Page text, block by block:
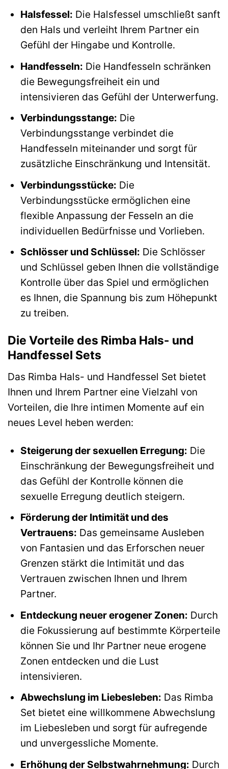
Halsfessel: Die Halsfessel umschließt sanft
den Hals und verleiht Ihrem Partner ein
Gefühl der Hingabe und Kontrolle.
Handfesseln: Die Handfesseln schränken
die Bewegungsfreiheit ein und
intensivieren das Gefühl der Unterwerfung.
Verbindungsstange: Die
Verbindungsstange verbindet die
Handfesseln miteinander und sorgt für
zusätzliche Einschränkung und Intensität.
Verbindungsstücke: Die
Verbindungsstücke ermöglichen eine
flexible Anpassung der Fesseln an die
individuellen Bedürfnisse und Vorlieben.
Schlösser und Schlüssel: Die Schlösser
und Schlüssel geben Ihnen die vollständige
Kontrolle über das Spiel und ermöglichen
es Ihnen, die Spannung bis zum Höhepunkt
zu treiben.
Die Vorteile des Rimba Hals- und
Handfessel Sets
Das Rimba Hals- und Handfessel Set bietet
Ihnen und Ihrem Partner eine Vielzahl von
Vorteilen, die Ihre intimen Momente auf ein
neues Level heben werden:
Steigerung der sexuellen Erregung: Die
Einschränkung der Bewegungsfreiheit und
das Gefühl der Kontrolle können die
sexuelle Erregung deutlich steigern.
Förderung der Intimität und des
Vertrauens: Das gemeinsame Ausleben
von Fantasien und das Erforschen neuer
Grenzen stärkt die Intimität und das
Vertrauen zwischen Ihnen und Ihrem
Partner.
Entdeckung neuer erogener Zonen: Durch
die Fokussierung auf bestimmte Körperteile
können Sie und Ihr Partner neue erogene
Zonen entdecken und die Lust
intensivieren.
Abwechslung im Liebesleben: Das Rimba
Set bietet eine willkommene Abwechslung
im Liebesleben und sorgt für aufregende
und unvergessliche Momente.
Erhöhung der Selbstwahrnehmung: Durch